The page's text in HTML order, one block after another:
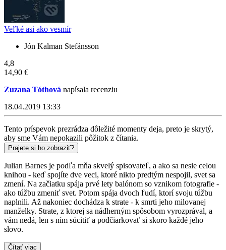
Veľké asi ako vesmír
Jón Kalman Stefánsson
4,8
14,90 €
Zuzana Tóthová napísala recenziu
18.04.2019 13:33
Tento príspevok prezrádza dôležité momenty deja, preto je skrytý,
aby sme Vám nepokazili pôžitok z čítania.
Prajete si ho zobraziť?
Julian Barnes je podľa mňa skvelý spisovateľ, a ako sa nesie celou
knihou - keď spojíte dve veci, ktoré nikto predtým nespojil, svet sa
zmení. Na začiatku spája prvé lety balónom so vznikom fotografie -
ako túžbu zmeniť svet. Potom spája dvoch ľudí, ktorí svoju túžbu
naplnili. Až nakoniec dochádza k strate - k smrti jeho milovanej
manželky. Strate, z ktorej sa nádherným spôsobom vyrozprával, a
vám nedá, len s ním súcitiť a podčiarkovať si skoro každé jeho
slovo.
Čítať viac